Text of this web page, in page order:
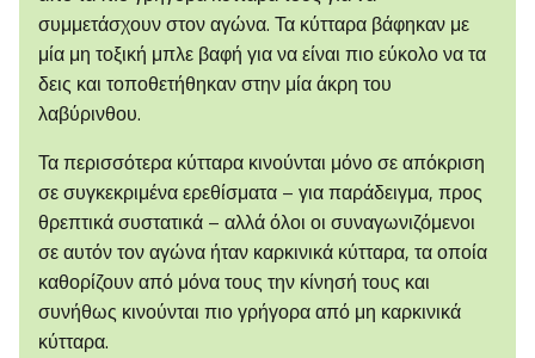
συμμετάσχουν στον αγώνα. Τα κύτταρα βάφηκαν με
μία μη τοξική μπλε βαφή για να είναι πιο εύκολο να τα
δεις και τοποθετήθηκαν στην μία άκρη του
λαβύρινθου.
Τα περισσότερα κύτταρα κινούνται μόνο σε απόκριση
σε συγκεκριμένα ερεθίσματα – για παράδειγμα, προς
θρεπτικά συστατικά – αλλά όλοι οι συναγωνιζόμενοι
σε αυτόν τον αγώνα ήταν καρκινικά κύτταρα, τα οποία
καθορίζουν από μόνα τους την κίνησή τους και
συνήθως κινούνται πιο γρήγορα από μη καρκινικά
κύτταρα.